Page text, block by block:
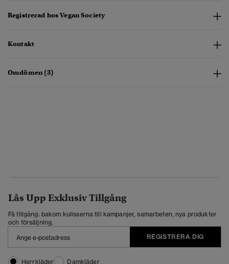
Registrerad hos Vegan Society
Kontakt
Omdömen (3)
Lås Upp Exklusiv Tillgång
Få tillgång: bakom kulisserna till kampanjer, samarbeten, nya produkter
och försäljning.
REGISTRERA DIG
Herrkläder Damkläder